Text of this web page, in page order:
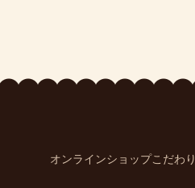
オンラインショップこだわり